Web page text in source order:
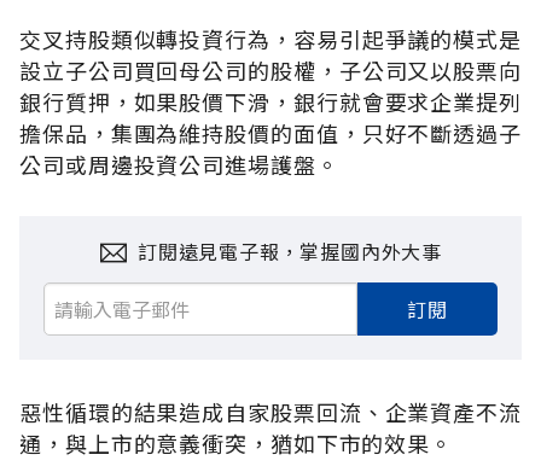
交叉持股類似轉投資行為，容易引起爭議的模式是
設立子公司買回母公司的股權，子公司又以股票向
銀行質押，如果股價下滑，銀行就會要求企業提列
擔保品，集團為維持股價的面值，只好不斷透過子
公司或周邊投資公司進場護盤。
訂閱遠見電子報，掌握國內外大事
訂閱
惡性循環的結果造成自家股票回流、企業資產不流
通，與上市的意義衝突，猶如下市的效果。